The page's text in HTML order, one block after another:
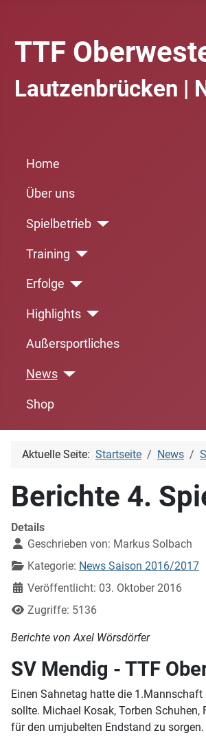
TTF
Lautzenbrücken |
Home
Über uns
Spielbetrieb
Training
Erfolge
Highlights
Außersportliches
News
Shop
Aktuelle Seite: Startseite News
Berichte 4.
Details
Geschrieben von: Markus Solbach
Kategorie: News Saison 2016/2017
Veröffentlicht: 03. Oktober 2016
Zugriffe: 5136
Berichte von Axel Wörsdörfer
SV Mendig - TTF
Einen Sahnetag hatte die
sollte. Michael Kosak, Torben
für den umjubelten Endstand zu